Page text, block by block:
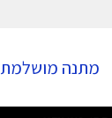
מתנה מושלמת